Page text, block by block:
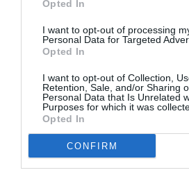
Opted In
I want to opt-out of processing
Personal Data for Targeted
Opted In
I want to opt-out of Collection,
Retention, Sale, and/or Sharing
Personal Data that Is Unrelated
Purposes for which it was
Opted In
CONFIRM
Η Millie Bobby Brown, αφού
ημέρες, μοιράστηκε ένα
με τίτλο«Κανείς δεν
μεγάλη νομίζετε ότι είναι η
γράφοντας απλά «ευχαριστώ
στις αντιδράσεις γύρω από
όπως αναφέρει το People.
Μόλις πριν από δύο μήνες, η